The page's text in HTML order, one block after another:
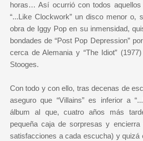
horas… Así ocurrió con todos
“...Like Clockwork” un disco menor o,
obra de Iggy Pop en su inmensidad,
bondades de “Post Pop Depression”
cerca de Alemania y “The Idiot”
Stooges.
Con todo y con ello, tras decenas de
aseguro que “Villains” es inferior a
álbum al que, cuatro años más
pequeña caja de sorpresas y
satisfacciones a cada escucha) y quizá